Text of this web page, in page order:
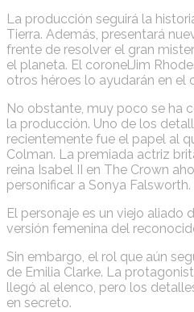
La producción seguirá la
Tierra. Además, presentará
frente de resolver el gran
el planeta. El coronelJim
otros héroes lo ayudarán en el
No obstante, muy poco se ha
la producción. Uno de los
recientemente fue el papel al
Colman. La premiada actriz
reina Isabel II en The Crown
personificar a Sonya Falsworth.
El personaje es un viejo aliado
versión femenina del
Sin embargo, el rol que aún
de Emilia Clarke. La
llegó al elenco, pero los
en secreto.